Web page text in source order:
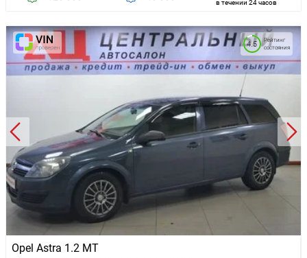
в течении 24 часов
Opel Astra 1.2 MT
Рейтинг
состояния
4.5